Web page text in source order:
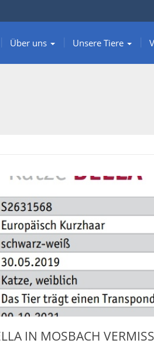
Über uns Unsere Tiere
IN MOSBACH